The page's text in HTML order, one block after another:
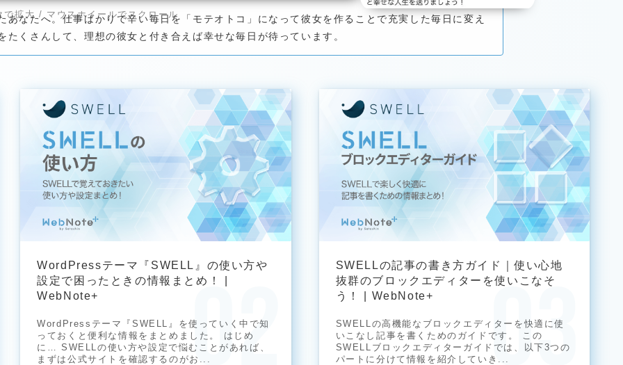
あなたへ。仕事ばかりで辛い毎日を「モテオトコ」になって彼女を作ることで充実した毎日に変え
たくさんして、理想の彼女と付き合えば幸せな毎日が待っています。
WordPressテーマ『SWELL』の使い方や
設定で困ったときの情報まとめ！ |
WebNote+
WordPressテーマ『SWELL』を使っていく中で知
っておくと便利な情報をまとめました。 はじめ
に… SWELLの使い方や設定で悩むことがあれば、
まずは公式サイトを確認するのがお...
SWELLの記事の書き方ガイド｜使い心地
抜群のブロックエディターを使いこなそ
う！ | WebNote+
SWELLの高機能なブロックエディターを快適に使
いこなし記事を書くためのガイドです。 この
SWELLブロックエディターガイドでは、以下3つの
パートに分けて情報を紹介していき...